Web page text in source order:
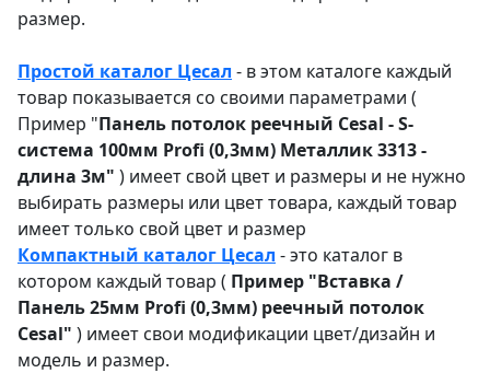
размер.
Простой каталог Цесал - в этом каталоге каждый
товар показывается со своими параметрами (
Пример "Панель потолок реечный Cesal - S-
система 100мм Profi (0,3мм) Металлик 3313 -
длина 3м" ) имеет свой цвет и размеры и не нужно
выбирать размеры или цвет товара, каждый товар
имеет только свой цвет и размер
Компактный каталог Цесал - это каталог в
котором каждый товар ( Пример "Вставка /
Панель 25мм Profi (0,3мм) реечный потолок
Cesal" ) имеет свои модификации цвет/дизайн и
модель и размер.